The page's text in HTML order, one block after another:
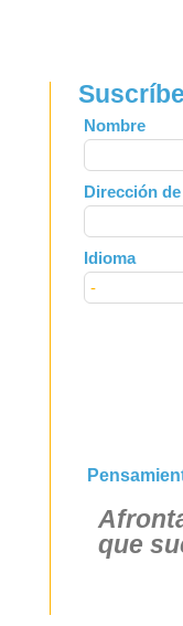
Leave
this
field
blank
Nombre
Dirección
Idioma
que